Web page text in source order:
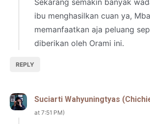
Sekarang semakin banyak
ibu menghasilkan cuan ya,
memanfaatkan aja peluang
diberikan oleh Orami ini.
REPLY
Suciarti Wahyuningtyas
at 7:51 PM